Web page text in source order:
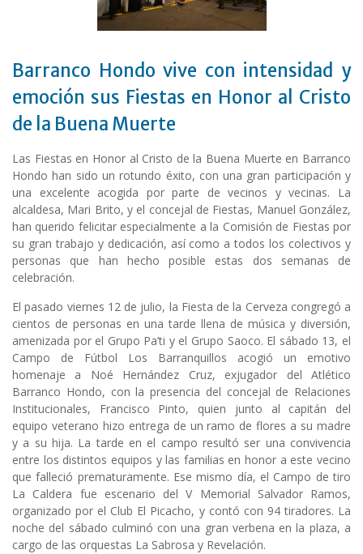
Barranco Hondo vive con intensidad y
emoción sus Fiestas en Honor al Cristo
de la Buena Muerte
Las Fiestas en Honor al Cristo de la Buena Muerte en Barranco
Hondo han sido un rotundo éxito, con una gran participación y
una excelente acogida por parte de vecinos y vecinas. La
alcaldesa, Mari Brito, y el concejal de Fiestas, Manuel González,
han querido felicitar especialmente a la Comisión de Fiestas por
su gran trabajo y dedicación, así como a todos los colectivos y
personas que han hecho posible estas dos semanas de
celebración.
El pasado viernes 12 de julio, la Fiesta de la Cerveza congregó a
cientos de personas en una tarde llena de música y diversión,
amenizada por el Grupo Pa’ti y el Grupo Saoco. El sábado 13, el
Campo de Fútbol Los Barranquillos acogió un emotivo
homenaje a Noé Hernández Cruz, exjugador del Atlético
Barranco Hondo, con la presencia del concejal de Relaciones
Institucionales, Francisco Pinto, quien junto al capitán del
equipo veterano hizo entrega de un ramo de flores a su madre
y a su hija. La tarde en el campo resultó ser una convivencia
entre los distintos equipos y las familias en honor a este vecino
que falleció prematuramente. Ese mismo día, el Campo de tiro
La Caldera fue escenario del V Memorial Salvador Ramos,
organizado por el Club El Picacho, y contó con 94 tiradores. La
noche del sábado culminó con una gran verbena en la plaza, a
cargo de las orquestas La Sabrosa y Revelación.